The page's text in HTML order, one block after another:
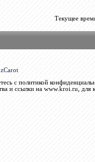
Текущее
zCarot
с политикой
и ссылки на www.kroi.ru, для